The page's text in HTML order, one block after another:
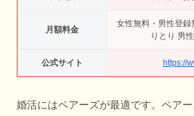
月額料金
女性無料・男性登
りとり 男
公式サイト https://
婚活にはペアーズが最適です。ペア